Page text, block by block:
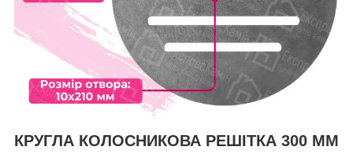
КРУГЛА КОЛОСНИКОВА РЕШІТКА 300 MM